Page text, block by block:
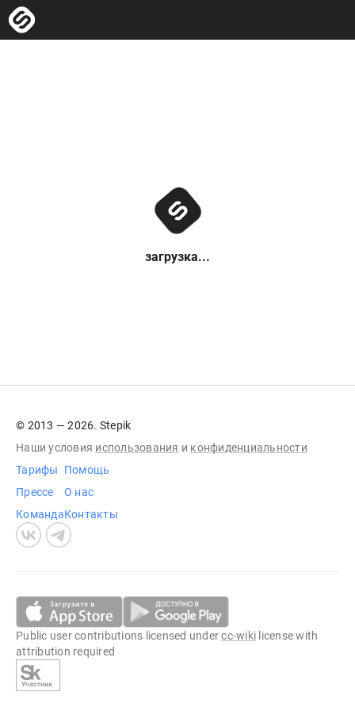
загрузка...
© 2013 — 2026. Stepik
Наши условия использования и конфиденциальности
Тарифы
Прессе
Команда
Помощь
О нас
Контакты
Public user contributions licensed undercc-wiki license with
attribution required